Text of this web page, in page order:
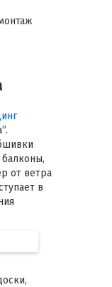
балконы,
от ветра
в